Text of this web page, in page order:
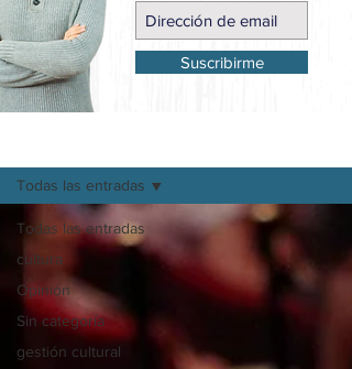
Suscribirme
Todas las entradas
cultura
Opinión
Sin categoría
gestión cultural
Todas las entradas